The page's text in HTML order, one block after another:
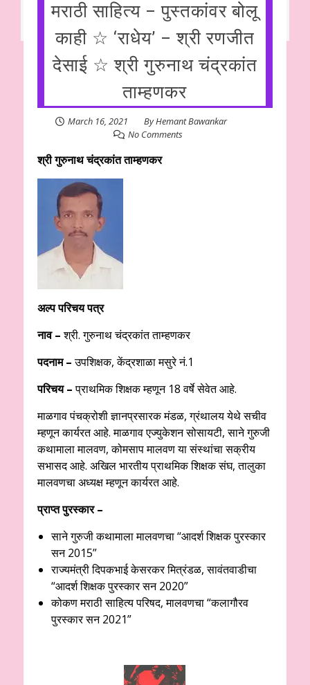
मराठी साहित्य – पुस्तकांवर बोलू
काही ☆ ‘राधेय’ – श्री रणजीत
देसाई ☆ श्री गुरुनाथ चंद्रकांत
ताम्हणकर
March 16, 2021 ByHemant Bawankar
No Comments
श्री गुरुनाथ चंद्रकांत ताम्हणकर
अल्प परिचय पत्र
नाव –श्री. गुरुनाथ चंद्रकांत ताम्हणकर
पदनाम –उपशिक्षक, केंद्रशाळा मसुरे नं.1
परिचय –प्राथमिक शिक्षक म्हणून 18 वर्षे सेवेत आहे.
माळगाव पंचक्रोशी ज्ञानप्रसारक मंडळ, ग्रंथालय येथे सचीव
म्हणून कार्यरत आहे. माळगाव एज्युकेशन सोसायटी, साने गुरुजी
कथामाला मालवण, कोमसाप मालवण या संस्थांचा सक्रीय
सभासद आहे. अखिल भारतीय प्राथमिक शिक्षक संघ, तालुका
मालवणचा अध्यक्ष म्हणून कार्यरत आहे.
प्राप्त पुरस्कार –
साने गुरुजी कथामाला मालवणचा “आदर्श शिक्षक पुरस्कार
सन 2015”
राज्यमंत्री दिपकभाई केसरकर मित्रंडळ, सावंतवाडीचा
“आदर्श शिक्षक पुरस्कार सन 2020”
कोकण मराठी साहित्य परिषद, मालवणचा “कलागौरव
पुरस्कार सन 2021”